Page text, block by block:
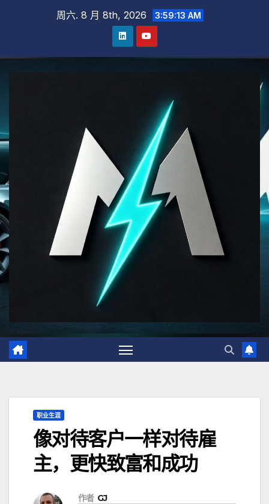
周六. 8 月 8th, 2026 3:59:14 AM
职业生涯
像对待客户一样对待雇
主，更快致富和成功
作者 GJ